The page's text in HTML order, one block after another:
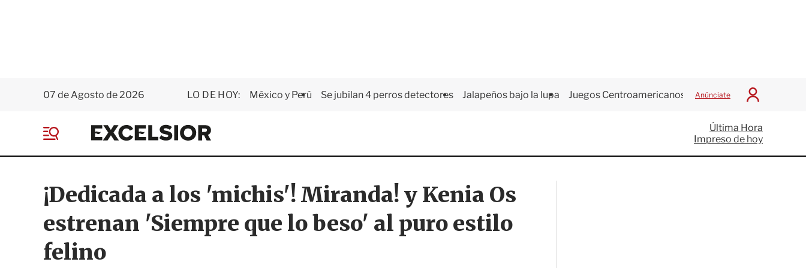
07 de Agosto de 2026 LO DE HOY: México y Perú Se jubilan 4 perros detectores Jalapeños bajo la lupa Juegos Centroamericanos Anúnciate
I
c
i
a
E
x
e
s
i
o
r
e
Última Hora
Impreso de hoy
¡Dedicada a los 'michis'! Miranda! y Kenia Os
estrenan 'Siempre que lo beso' al puro estilo
felino